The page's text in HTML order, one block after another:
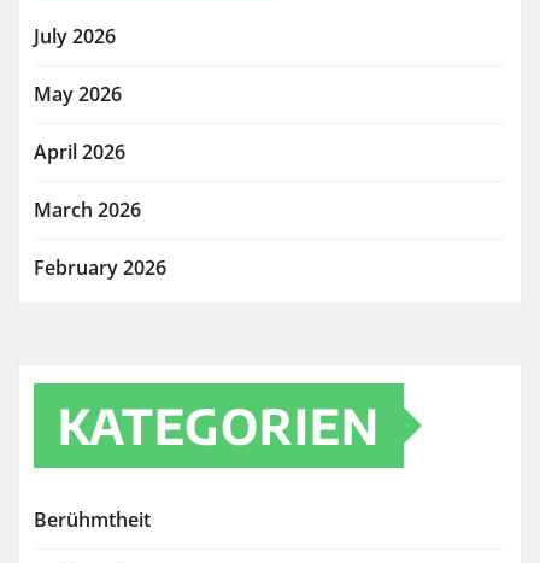
July 2026
May 2026
April 2026
March 2026
February 2026
KATEGORIEN
Berühmtheit